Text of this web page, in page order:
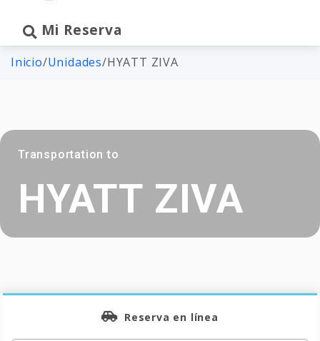
Mi Reserva
Inicio/Unidades/HYATT ZIVA
Transportation to
HYATT ZIVA
Reserva en línea